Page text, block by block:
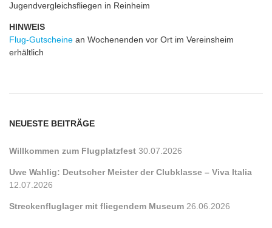
Jugendvergleichsfliegen in Reinheim
HINWEIS
Flug-Gutscheine an Wochenenden vor Ort im Vereinsheim
erhältlich
NEUESTE BEITRÄGE
Willkommen zum Flugplatzfest 30.07.2026
Uwe Wahlig: Deutscher Meister der Clubklasse – Viva Italia
12.07.2026
Streckenfluglager mit fliegendem Museum 26.06.2026